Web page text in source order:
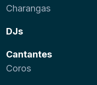
Charangas
DJs
Cantantes
Coros